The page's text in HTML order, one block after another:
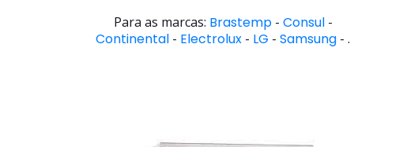
Para as marcas: Brastemp- Consul-
Continental - Electrolux - LG - Samsung - .